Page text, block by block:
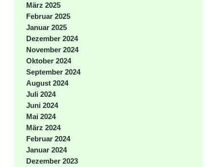
März 2025
Februar 2025
Januar 2025
Dezember 2024
November 2024
Oktober 2024
September 2024
August 2024
Juli 2024
Juni 2024
Mai 2024
März 2024
Februar 2024
Januar 2024
Dezember 2023